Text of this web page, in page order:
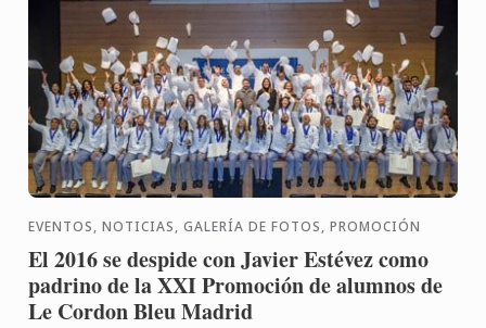
EVENTOS, NOTICIAS, GALERÍA DE FOTOS, PROMOCIÓN
El 2016 se despide con Javier Estévez como
padrino de la XXI Promoción de alumnos de
Le Cordon Bleu Madrid